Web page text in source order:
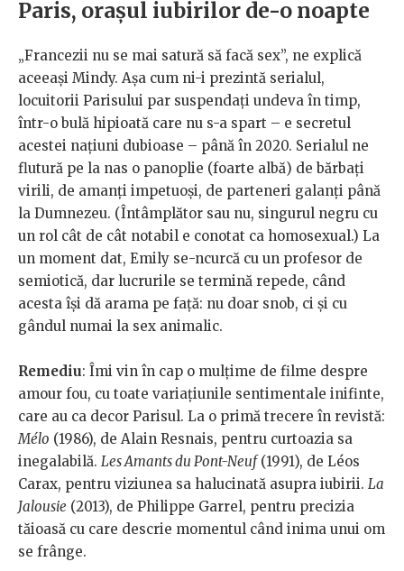
Paris, orașul iubirilor de-o noapte
„Francezii nu se mai satură să facă sex”, ne explică
aceeași Mindy. Așa cum ni-i prezintă serialul,
locuitorii Parisului par suspendați undeva în timp,
într-o bulă hipioată care nu s-a spart – e secretul
acestei națiuni dubioase – până în 2020. Serialul ne
flutură pe la nas o panoplie (foarte albă) de bărbați
virili, de amanți impetuoși, de parteneri galanți până
la Dumnezeu. (Întâmplător sau nu, singurul negru cu
un rol cât de cât notabil e conotat ca homosexual.) La
un moment dat, Emily se-ncurcă cu un profesor de
semiotică, dar lucrurile se termină repede, când
acesta își dă arama pe față: nu doar snob, ci și cu
gândul numai la sex animalic.
Remediu: Îmi vin în cap o mulțime de filme despre
amour fou, cu toate variațiunile sentimentale inifinte,
care au ca decor Parisul. La o primă trecere în revistă:
Mélo (1986), de Alain Resnais, pentru curtoazia sa
inegalabilă. Les Amants du Pont-Neuf(1991), de Léos
Carax, pentru viziunea sa halucinată asupra iubirii. La
Jalousie (2013), de Philippe Garrel, pentru precizia
tăioasă cu care descrie momentul când inima unui om
se frânge.